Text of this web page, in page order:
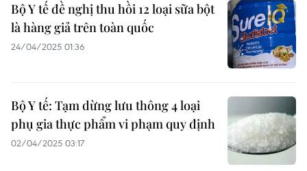
Bộ Y tế đề nghị thu hồi 12 loại sữa bột
là hàng giả trên toàn quốc
24/04/2025 01:36
Bộ Y tế: Tạm dừng lưu thông 4 loại
phụ gia thực phẩm vi phạm quy định
02/04/2025 03:17